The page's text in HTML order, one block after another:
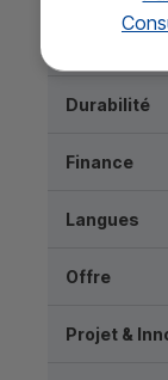
Durabilité
Finance
Langues
Offre
Projet &